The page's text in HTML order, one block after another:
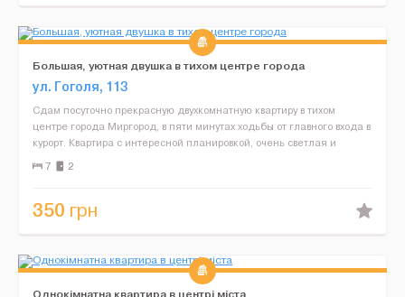
Большая, уютная двушка в тихом центре города
ул. Гоголя, 113
Сдам посуточно прекрасную двухкомнатную квартиру в тихом
центре города Миргород, в пяти минутах ходьбы от главного входа в
курорт. Квартира с интересной планировкой, очень светлая и
уютная. Общая площадь квартиры – 58 м. Во ...
7 2
350 грн
Однокімнатна квартира в центрі міста